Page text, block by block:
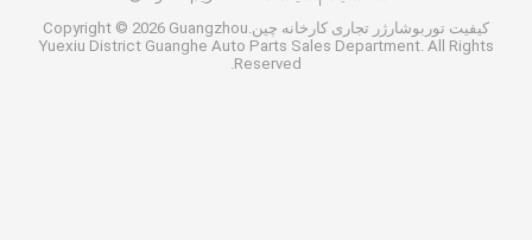
کیفیت توربوشارژر تجاری
کارخانه چین.Copyright © 2026 Guangzhou
Yuexiu District Guanghe Auto Parts Sales Department. All Rights
Reserved.